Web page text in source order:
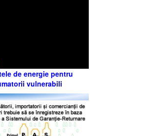
de energie pentru
vulnerabili